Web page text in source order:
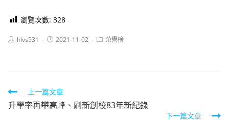
瀏覽次數: 328
Posthlvs531
Post2021-11-02
Post榮譽榜
Read
more
上一篇文章
升學率再攀高峰、刷新創校83年新紀錄
下一篇文章